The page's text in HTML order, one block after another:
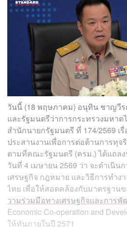
วันนี้ (18 พฤษภาคม) อนุทิน ชาญวีร
และรัฐมนตรีว่าการกระทรวงมหาด
สำนักนายกรัฐมนตรี ที่ 174/2569 เ
ประสานงานเพื่อการต่อต้านการทุ
ตามที่คณะรัฐมนตรี (ครม.) ได้แถลง
วันที่ 4 เมษายน 2569 ว่า จะดำเนิน
เศรษฐกิจ กฎหมาย และวิธีการทำง
ไทย เพื่อให้สอดคล้องกับมาตรฐาน
วามร่วมมือทางเศรษฐกิจและการพั
Economic Co-operation and
ให้ทันภายในปี 2571